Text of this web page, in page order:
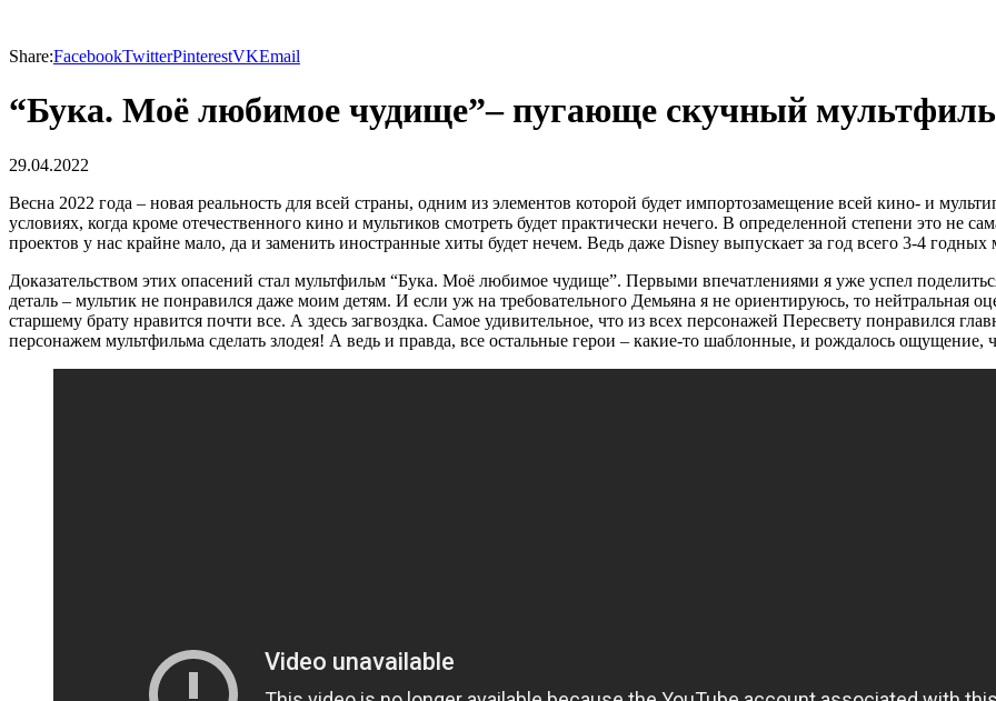
Share:FacebookTwitterPinterestVKEmail
“Бука. Моё любимое чудище”– пугающе скучный
29.04.2022
Весна 2022 года – новая реальность для всей страны, одним из элементов которой будет импортозамещение всей кино- и
условиях, когда кроме отечественного кино и мультиков смотреть будет практически нечего. В определенной степени это не
проектов у нас крайне мало, да и заменить иностранные хиты будет нечем. Ведь даже Disney выпускает за год всего 3-4
Доказательством этих опасений стал мультфильм “Бука. Моё любимое чудище”. Первыми впечатлениями я уже успел
деталь – мультик не понравился даже моим детям. И если уж на требовательного Демьяна я не ориентируюсь, то нейтральная
старшему брату нравится почти все. А здесь загвоздка. Самое удивительное, что из всех персонажей Пересвету понравился
персонажем мультфильма сделать злодея! А ведь и правда, все остальные герои – какие-то шаблонные, и рождалось ощущение,